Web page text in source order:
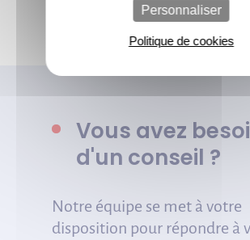
Vous avez
d'un conseil ?
Notre équipe se met à votre
disposition pour répondre à
Personnaliser
Politique de cookies